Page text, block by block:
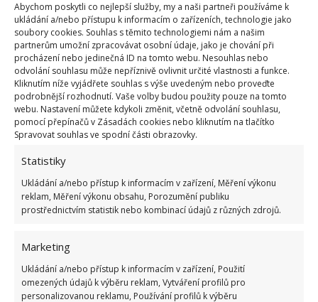
Abychom poskytli co nejlepší služby, my a naši partneři používáme k
ukládání a/nebo přístupu k informacím o zařízeních, technologie jako
soubory cookies. Souhlas s těmito technologiemi nám a našim
partnerům umožní zpracovávat osobní údaje, jako je chování při
procházení nebo jedinečná ID na tomto webu. Nesouhlas nebo
odvolání souhlasu může nepříznivě ovlivnit určité vlastnosti a funkce.
Kliknutím níže vyjádřete souhlas s výše uvedeným nebo proveďte
podrobnější rozhodnutí. Vaše volby budou použity pouze na tomto
webu. Nastavení můžete kdykoli změnit, včetně odvolání souhlasu,
pomocí přepínačů v Zásadách cookies nebo kliknutím na tlačítko
Spravovat souhlas ve spodní části obrazovky.
Statistiky
Ukládání a/nebo přístup k informacím v zařízení, Měření výkonu
reklam, Měření výkonu obsahu, Porozumění publiku
prostřednictvím statistik nebo kombinací údajů z různých zdrojů.
Marketing
Ukládání a/nebo přístup k informacím v zařízení, Použití
omezených údajů k výběru reklam, Vytváření profilů pro
personalizovanou reklamu, Používání profilů k výběru